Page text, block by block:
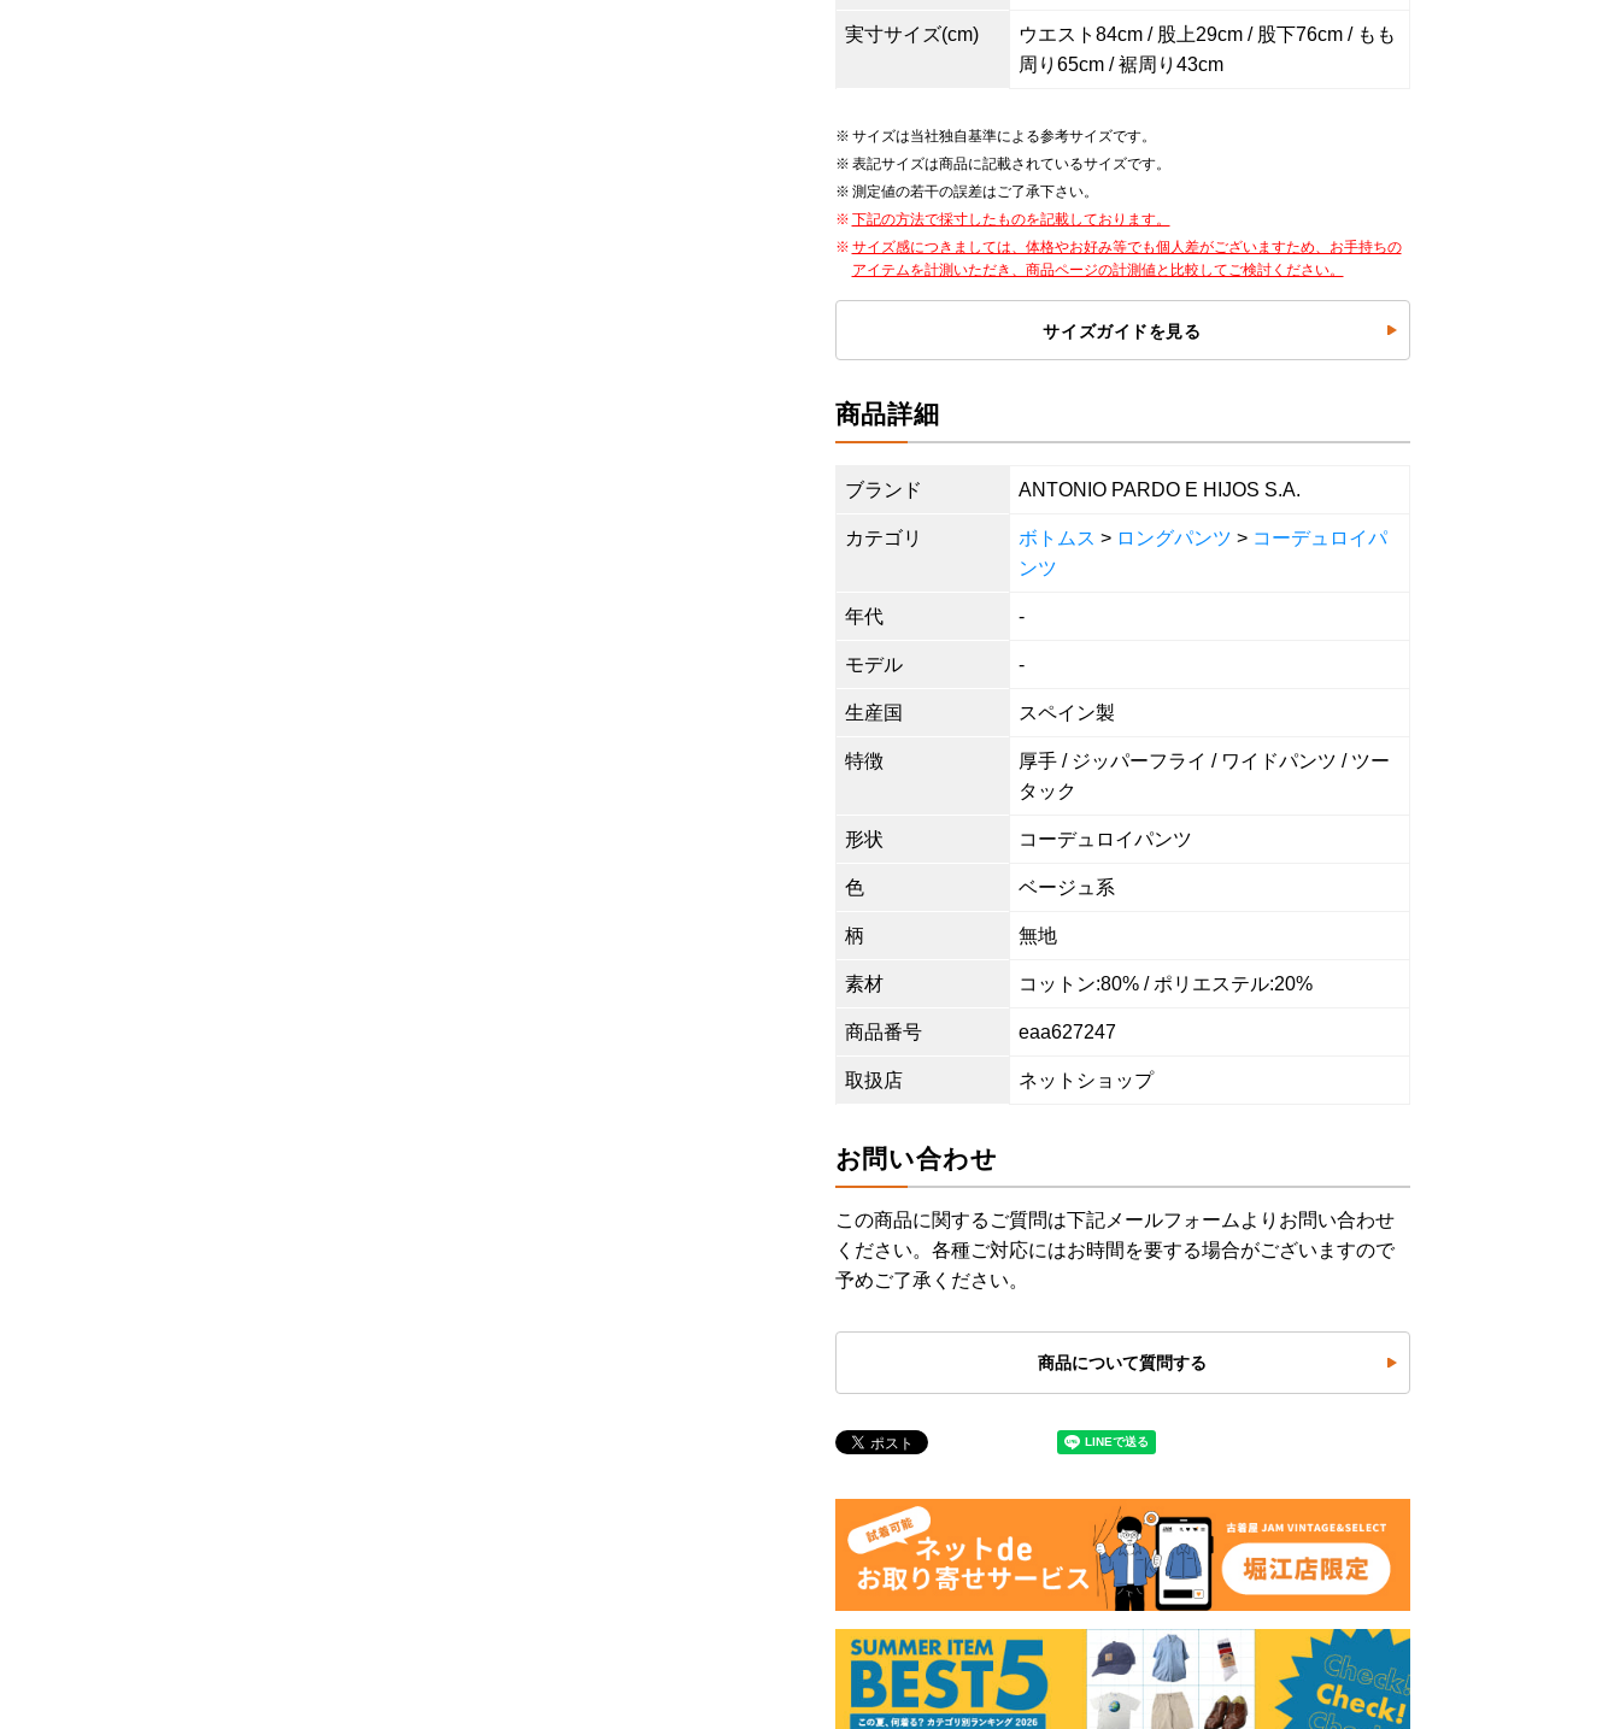
実寸サイズ(cm)
ウエスト84cm / 股上29cm / 股下76cm / もも
周り65cm / 裾周り43cm
サイズは当社独自基準による参考サイズです。
表記サイズは商品に記載されているサイズです。
測定値の若干の誤差はご了承下さい。
下記の方法で採寸したものを記載しております。
サイズ感につきましては、体格やお好み等でも個人差がございますため、お手持ちの
アイテムを計測いただき、商品ページの計測値と比較してご検討ください。
サイズガイドを見る
商品詳細
ブランド ANTONIO PARDO E HIJOS S.A.
カテゴリ ボトムス > ロングパンツ > コーデュロイパ
ンツ
年代 -
モデル -
生産国 スペイン製
特徴
厚手 / ジッパーフライ / ワイドパンツ / ツー
タック
形状 コーデュロイパンツ
色 ベージュ系
柄 無地
素材 コットン:80% / ポリエステル:20%
商品番号 eaa627247
取扱店 ネットショップ
お問い合わせ
この商品に関するご質問は下記メールフォームよりお問い合わせ
ください。各種ご対応にはお時間を要する場合がございますので
予めご了承ください。
商品について質問する